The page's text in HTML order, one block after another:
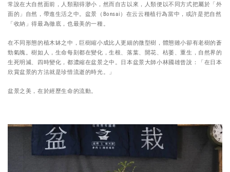
常說在大自然面前，人類顯得渺小，然而自古以來，人類便以不同方式把屬於「外
面的」自然，帶進生活之中。盆景（Bonsai）在云云種植行為當中，或許是把自然
「收納」得最為徹底，也最美的一種。
在不同形態的植木缽之中，巨樹縮小成比人更細的微型樹，體態雖小卻有老樹的蒼
勁氣魄。樹如人，生命每刻都在變化，生根、落葉、開花、枯萎、重生，自然界的
生死明減、四時變化，都濃縮在盆景之中。日本盆景大師小林國雄曾說：「在日本
欣賞盆景的方法就是珍惜流逝的時光。」
盆景之美，在於經歷生命的流動。